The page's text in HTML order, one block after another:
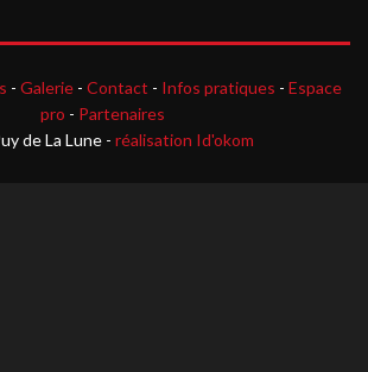
- Galerie - Contact - Infos pratiques - Espace
pro - Partenaires
de La Lune - réalisation Id'okom